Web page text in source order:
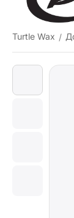
Turtle Wax /